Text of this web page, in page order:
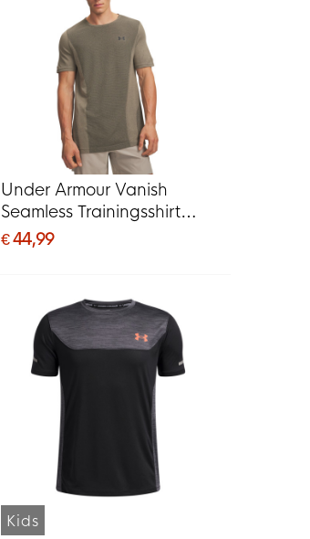
Under Armour Vanish
Seamless Trainingsshirt
Bruin Lichtbruin Zwart
€ 44,99
Kids